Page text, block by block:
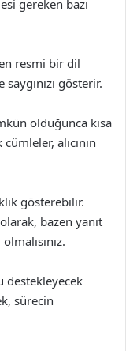
gereken bazı
resmi bir dil
gösterir.
olduğunca kısa
alıcının
gösterebilir.
bazen yanıt
destekleyecek
sürecin